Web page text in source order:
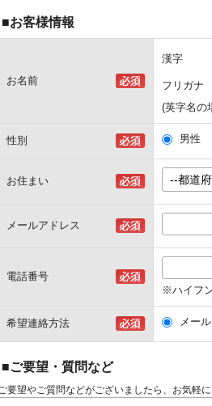
■お客様情報
お名前
漢字
フリガナ
(英字名の
性別 男性
お住まい
メールアドレス
電話番号
※ハイフ
希望連絡方法 メール
■ご要望・質問など
要望やご質問などがございましたら、お気軽